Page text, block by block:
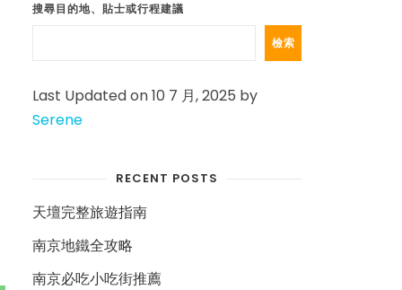
搜尋目的地、貼士或行程建議
檢索
Last Updated on 10 7 月, 2025 by
Serene
RECENT POSTS
天壇完整旅遊指南
南京地鐵全攻略
南京必吃小吃街推薦